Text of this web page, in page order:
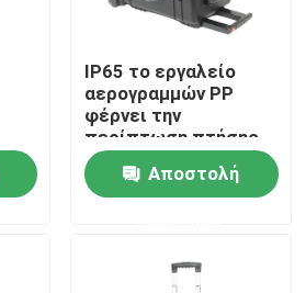
IP65 το εργαλείο
αερογραμμών PP
φέρνει την
περίπτωση πτήσης
περιπτώσεων με τις
ρόδες Αποστολή